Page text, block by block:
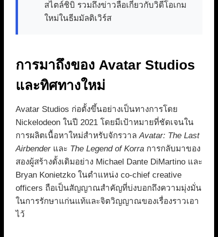
สไตล์ชิบิ รวมถึงข่าวลือเกี่ยวกับวิดีโอเกม
ใหม่ในธีมมัลติเวิร์ส
การมาถึงของ Avatar Studios
และทิศทางใหม่
Avatar Studios ก่อตั้งขึ้นอย่างเป็นทางการโดย
Nickelodeon ในปี 2021 โดยมีเป้าหมายที่ชัดเจนใน
การผลิตเนื้อหาใหม่สำหรับจักรวาลAvatar: The Last
Airbenderและ The Legend of Korra การกลับมาของ
สองผู้สร้างดั้งเดิมอย่าง Michael Dante DiMartino และ
Bryan Konietzko ในตำแหน่ง co-chief creative
officers ถือเป็นสัญญาณสำคัญที่บ่งบอกถึงความมุ่งมั่น
ในการรักษาแก่นแท้และจิตวิญญาณของเรื่องราวเอา
ไว้